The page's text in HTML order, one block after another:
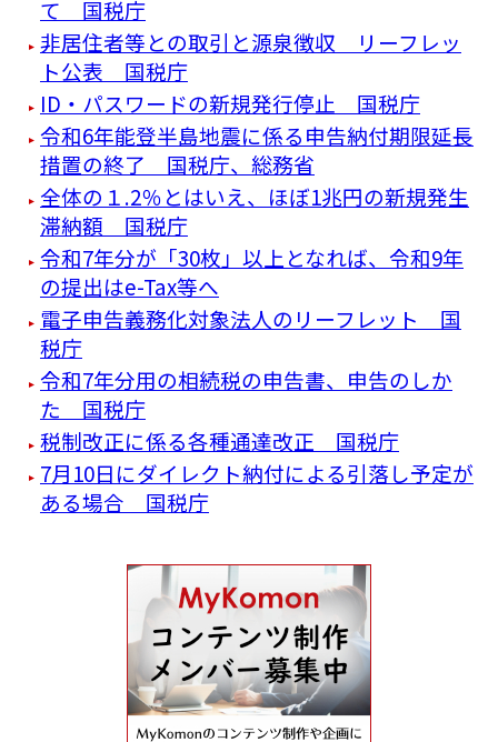
て 国税庁
非居住者等との取引と源泉徴収 リーフレッ
ト公表 国税庁
ID・パスワードの新規発行停止 国税庁
令和6年能登半島地震に係る申告納付期限延長
措置の終了 国税庁、総務省
全体の１.2％とはいえ、ほぼ1兆円の新規発生
滞納額 国税庁
令和7年分が「30枚」以上となれば、令和9年
の提出はe-Tax等へ
電子申告義務化対象法人のリーフレット 国
税庁
令和7年分用の相続税の申告書、申告のしか
た 国税庁
税制改正に係る各種通達改正 国税庁
7月10日にダイレクト納付による引落し予定が
ある場合 国税庁